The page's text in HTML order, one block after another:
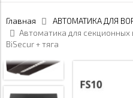
Главная
АВТОМАТИКА ДЛЯ
Автоматика для
BiSecur + тяга
19%